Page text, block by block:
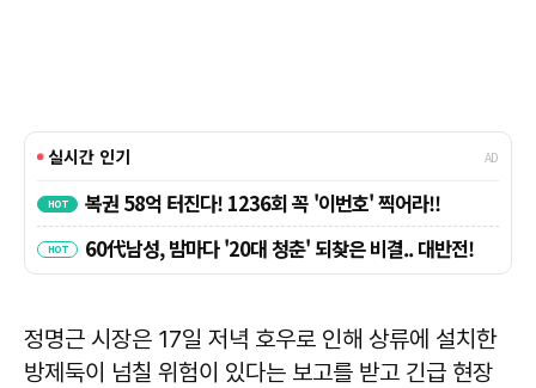
정명근 시장은 17일 저녁 호우로 인해 상류에 설치한
방제둑이 넘칠 위험이 있다는 보고를 받고 긴급 현장